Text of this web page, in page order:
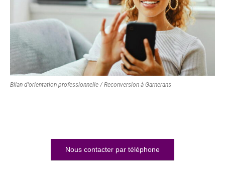
Bilan d'orientation professionnelle / Reconversion à Garnerans
Nous contacter par téléphone